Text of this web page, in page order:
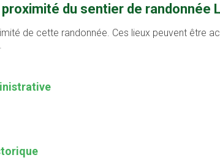
du sentier de randonnée
de cette randonnée. Ces lieux peuvent être